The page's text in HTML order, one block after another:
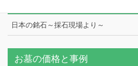
日本の銘石～採石現場より～
お墓の価格と事例